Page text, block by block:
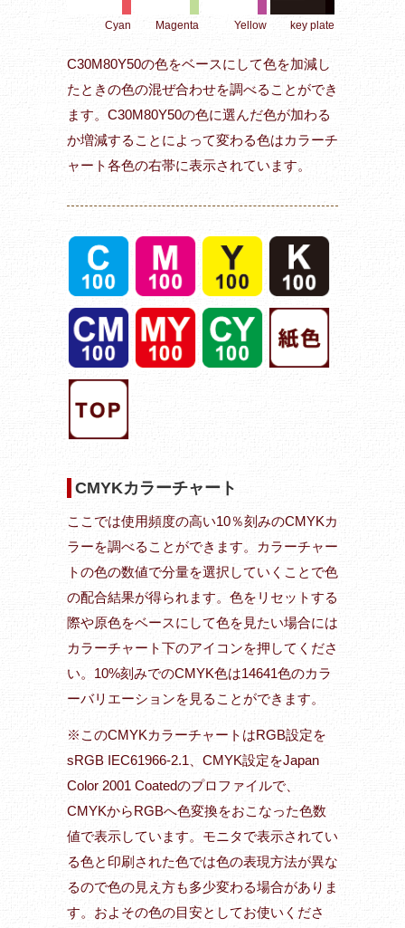
Cyan Magenta Yellow key plate
C30M80Y50の色をベースにして色を加減し
たときの色の混ぜ合わせを調べることができ
ます。C30M80Y50の色に選んだ色が加わる
か増減することによって変わる色はカラーチ
ャート各色の右帯に表示されています。
CMYKカラーチャート
ここでは使用頻度の高い10％刻みのCMYKカ
ラーを調べることができます。カラーチャー
トの色の数値で分量を選択していくことで色
の配合結果が得られます。色をリセットする
際や原色をベースにして色を見たい場合には
カラーチャート下のアイコンを押してくださ
い。10%刻みでのCMYK色は14641色のカラ
ーバリエーションを見ることができます。
※このCMYKカラーチャートはRGB設定を
sRGB IEC61966-2.1、CMYK設定をJapan
Color 2001 Coatedのプロファイルで、
CMYKからRGBへ色変換をおこなった色数
値で表示しています。モニタで表示されてい
る色と印刷された色では色の表現方法が異な
るので色の見え方も多少変わる場合がありま
す。およその色の目安としてお使いくださ